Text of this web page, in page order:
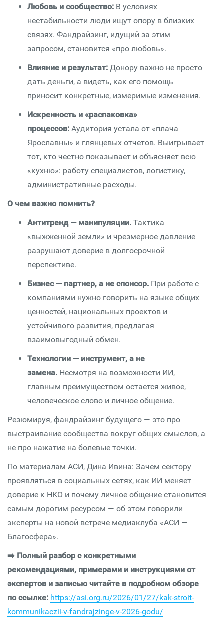
Любовь и сообщество: В условиях
нестабильности люди ищут опору в близких
связях. Фандрайзинг, идущий за этим
запросом, становится «про любовь».
Влияние и результат: Донору важно не просто
дать деньги, а видеть, как его помощь
приносит конкретные, измеримые изменения.
Искренность и «распаковка»
процессов: Аудитория устала от «плача
Ярославны» и глянцевых отчетов. Выигрывает
тот, кто честно показывает и объясняет всю
«кухню»: работу специалистов, логистику,
административные расходы.
О чем важно помнить?
Антитренд — манипуляции. Тактика
«выжженной земли» и чрезмерное давление
разрушают доверие в долгосрочной
перспективе.
Бизнес — партнер, а не спонсор. При работе с
компаниями нужно говорить на языке общих
ценностей, национальных проектов и
устойчивого развития, предлагая
взаимовыгодный обмен.
Технологии — инструмент, а не
замена. Несмотря на возможности ИИ,
главным преимуществом остается живое,
человеческое слово и личное общение.
Резюмируя, фандрайзинг будущего — это про
выстраивание сообщества вокруг общих смыслов, а
не про нажатие на болевые точки.
По материалам АСИ, Дина Ивина: Зачем сектору
проявляться в социальных сетях, как ИИ меняет
доверие к НКО и почему личное общение становится
самым дорогим ресурсом — об этом говорили
эксперты на новой встрече медиаклуба «АСИ —
Благосфера».
➡️ Полный разбор с конкретными
рекомендациями, примерами и инструкциями от
экспертов и записью читайте в подробном обзоре
по ссылке: https://asi.org.ru/2026/01/27/kak-stroit-
kommunikaczii-v-fandrajzinge-v-2026-godu/